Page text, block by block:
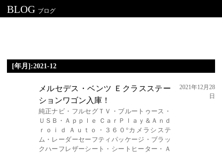
BLOG ブログ
[年月]:2021-12
メルセデス・ベンツ Ｅクラスステー
ションワゴン入庫！
純正ナビ・フルセグＴＶ・ブルートゥース・
ＵＳＢ・Ａｐｐｌｅ ＣａｒＰｌａｙ＆Ａｎｄ
ｒｏｉｄ Ａｕｔｏ・３６０°カメラシステ
ム・レーダーセーフティパッケージ・ブラッ
クハーフレザーシート・シートヒーター・Ａ
2021年12月28
日